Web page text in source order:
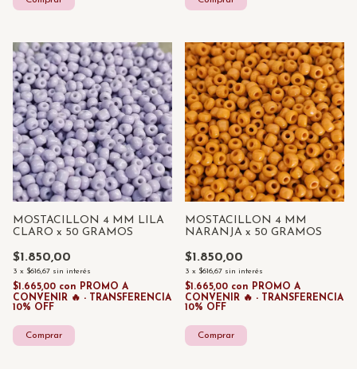
MOSTACILLON 4 MM LILA
CLARO x 50 GRAMOS
$1.850,00
3 x $616,67 sin interés
$1.665,00 con PROMO A
CONVENIR 🔥 - TRANSFERENCIA
10% OFF
MOSTACILLON 4 MM
NARANJA x 50 GRAMOS
$1.850,00
3 x $616,67 sin interés
$1.665,00 con PROMO A
CONVENIR 🔥 - TRANSFERENCIA
10% OFF